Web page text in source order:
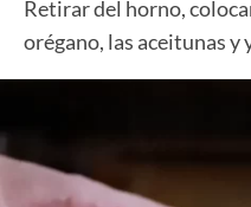
Retirar del horno,
orégano, las aceitunas y